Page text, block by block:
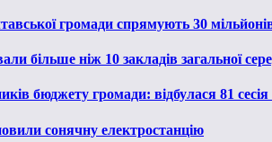
громади спрямують 30
більше ніж 10 закладів загальної
бюджету громади: відбулася 81 сесія
сонячну електростанцію